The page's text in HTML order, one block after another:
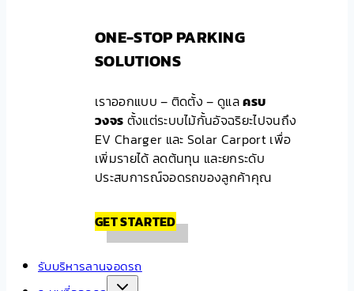
ONE-STOP PARKING
SOLUTIONS
เราออกแบบ – ติดตั้ง – ดูแลครบ
วงจร ตั้งแต่ระบบไม้กั้นอัจฉริยะไปจนถึง
EV Charger และ Solar Carport เพื่อ
เพิ่มรายได้ ลดต้นทุน และยกระดับ
ประสบการณ์จอดรถของลูกค้าคุณ
GET STARTED
รับบริหารลานจอดรถ